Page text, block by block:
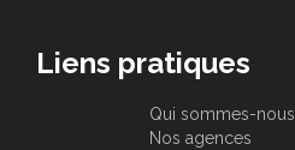
Liens pratiques
Qui sommes-nous
Nos agences